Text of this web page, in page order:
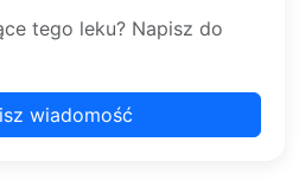
tego leku? Napisz do
wiadomość